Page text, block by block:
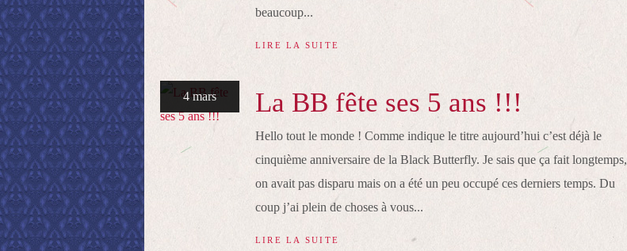
beaucoup...
LIRE LA SUITE
4 mars La BB fête ses 5 ans !!!
Hello tout le monde ! Comme indique le titre aujourd’hui c’est déjà le
cinquième anniversaire de la Black Butterfly. Je sais que ça fait longtemps,
on avait pas disparu mais on a été un peu occupé ces derniers temps. Du
coup j’ai plein de choses à vous...
LIRE LA SUITE